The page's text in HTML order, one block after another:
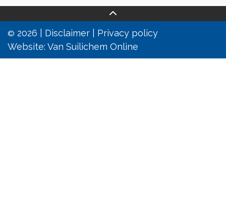
© 2026 | Disclaimer
Privacy policy
Website: Van Suilichem Online